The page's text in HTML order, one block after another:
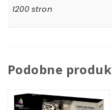
1200 stron
Podobne